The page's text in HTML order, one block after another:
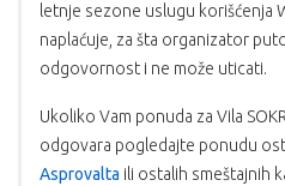
letnje sezone uslugu korišćenja
naplaćuje, za šta organizator
odgovornost i ne može uticati.
Ukoliko Vam ponuda za Vila
odgovara pogledajte ponudu
Asprovalta ili ostalih smeštajnih